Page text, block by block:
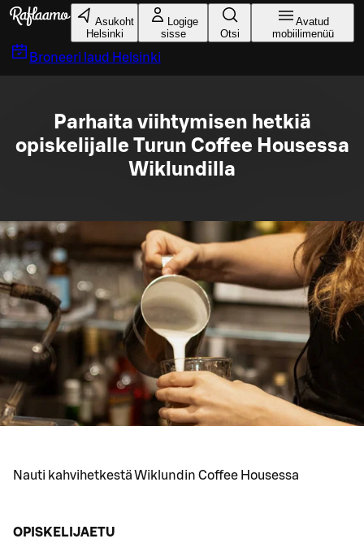
Liigu peamise sisu juurde
Asukoht
Helsinki
Logige
sisse
Otsi
Avatud
mobiilimenüü
Broneeri laud Helsinki
Parhaita viihtymisen hetkiä
opiskelijalle Turun Coffee Housessa
Wiklundilla
Nauti kahvihetkestä Wiklundin Coffee Housessa
OPISKELIJAETU